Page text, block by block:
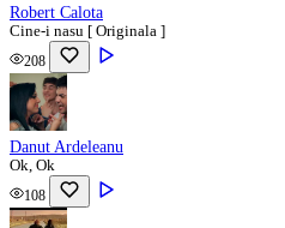
Robert Calota
Cine-i nasu [ Originala ]
208
Danut Ardeleanu
Ok, Ok
108